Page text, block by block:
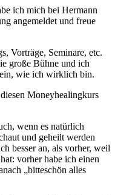
ich mich bei Hermann
angemeldet und freue
Vorträge, Seminare, etc.
große Bühne und ich
wie ich wirklich bin.
Moneyhealingkurs
wenn es natürlich
und geheilt werden
besser an, als vorher, weil
vorher habe ich einen
„bitteschön alles